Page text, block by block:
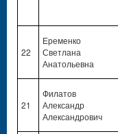
22
Еременко
Светлана
Анатольевна
21
Филатов
Александр
Александрович